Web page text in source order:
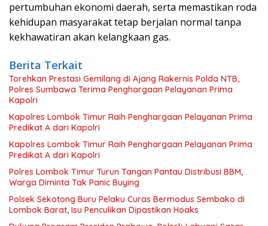
pertumbuhan ekonomi daerah, serta memastikan roda
kehidupan masyarakat tetap berjalan normal tanpa
kekhawatiran akan kelangkaan gas.
Berita Terkait
Torehkan Prestasi Gemilang di Ajang Rakernis Polda NTB,
Polres Sumbawa Terima Penghargaan Pelayanan Prima
Kapolri
Kapolres Lombok Timur Raih Penghargaan Pelayanan Prima
Predikat A dari Kapolri
Kapolres Lombok Timur Raih Penghargaan Pelayanan Prima
Predikat A dari Kapolri
Polres Lombok Timur Turun Tangan Pantau Distribusi BBM,
Warga Diminta Tak Panic Buying
Polsek Sekotong Buru Pelaku Curas Bermodus Sembako di
Lombok Barat, Isu Penculikan Dipastikan Hoaks